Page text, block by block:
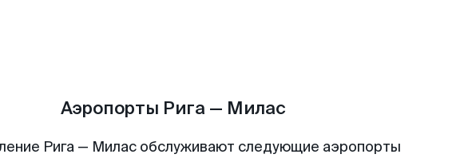
Аэропорты Рига — Милас
Рига — Милас обслуживают следующие аэропорты